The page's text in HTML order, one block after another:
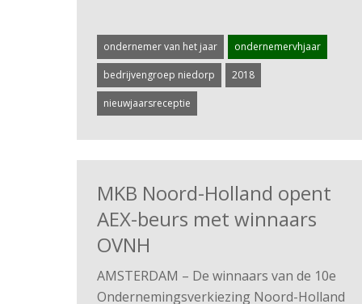
ondernemer van het jaar ondernemervhjaar
bedrijvengroep niedorp 2018
nieuwjaarsreceptie
MKB Noord-Holland opent
AEX-beurs met winnaars
OVNH
AMSTERDAM – De winnaars van de 10e
Ondernemingsverkiezing Noord-Holland